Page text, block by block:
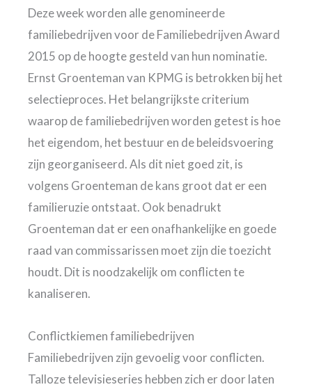
Deze week worden alle genomineerde
familiebedrijven voor de Familiebedrijven Award
2015 op de hoogte gesteld van hun nominatie.
Ernst Groenteman van KPMG is betrokken bij het
selectieproces. Het belangrijkste criterium
waarop de familiebedrijven worden getest is hoe
het eigendom, het bestuur en de beleidsvoering
zijn georganiseerd. Als dit niet goed zit, is
volgens Groenteman de kans groot dat er een
familieruzie ontstaat. Ook benadrukt
Groenteman dat er een onafhankelijke en goede
raad van commissarissen moet zijn die toezicht
houdt. Dit is noodzakelijk om conflicten te
kanaliseren.
Conflictkiemen familiebedrijven
Familiebedrijven zijn gevoelig voor conflicten.
Talloze televisieseries hebben zich er door laten